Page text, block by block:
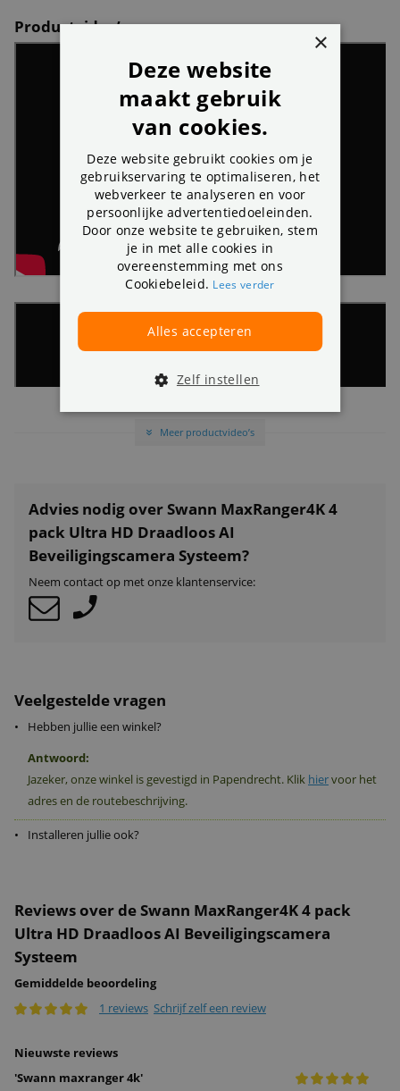
Productvideo’s
» Meer productvideo’s
Advies nodig over Swann MaxRanger4K 4
pack Ultra HD Draadloos AI
Beveiligingscamera Systeem?
Neem contact op met onze klantenservice:
Veelgestelde vragen
•
Hebben jullie een winkel?
Antwoord:
Jazeker, onze winkel is gevestigd in Papendrecht. Klik hiervoor het
adres en de routebeschrijving.
• Installeren jullie ook?
Reviews over de Swann MaxRanger4K 4 pack
Ultra HD Draadloos AI Beveiligingscamera
Systeem
Gemiddelde beoordeling
1 reviews Schrijf zelf een review
Nieuwste reviews
'Swann maxranger 4k'
×
Deze website
maakt gebruik
van cookies.
Deze website gebruikt cookies om je
gebruikservaring te optimaliseren, het
webverkeer te analyseren en voor
persoonlijke advertentiedoeleinden.
Door onze website te gebruiken, stem
je in met alle cookies in
overeenstemming met ons
Cookiebeleid. Lees verder
Alles accepteren
Zelf instellen